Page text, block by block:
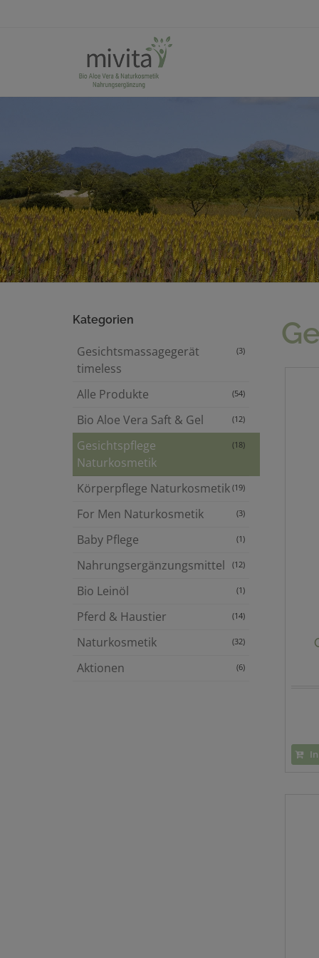
Kategorien
(3)
Gesichtsmassagegerät
timeless
(54)
Alle Produkte
(12)
Bio Aloe Vera Saft & Gel
(18)
Gesichtspflege
Naturkosmetik
(19)
Körperpflege Naturkosmetik
(3)
For Men Naturkosmetik
(1)
Baby Pflege
(12)
Nahrungsergänzungsmittel
(1)
Bio Leinöl
(14)
Pferd & Haustier
(32)
Naturkosmetik
(6)
Aktionen